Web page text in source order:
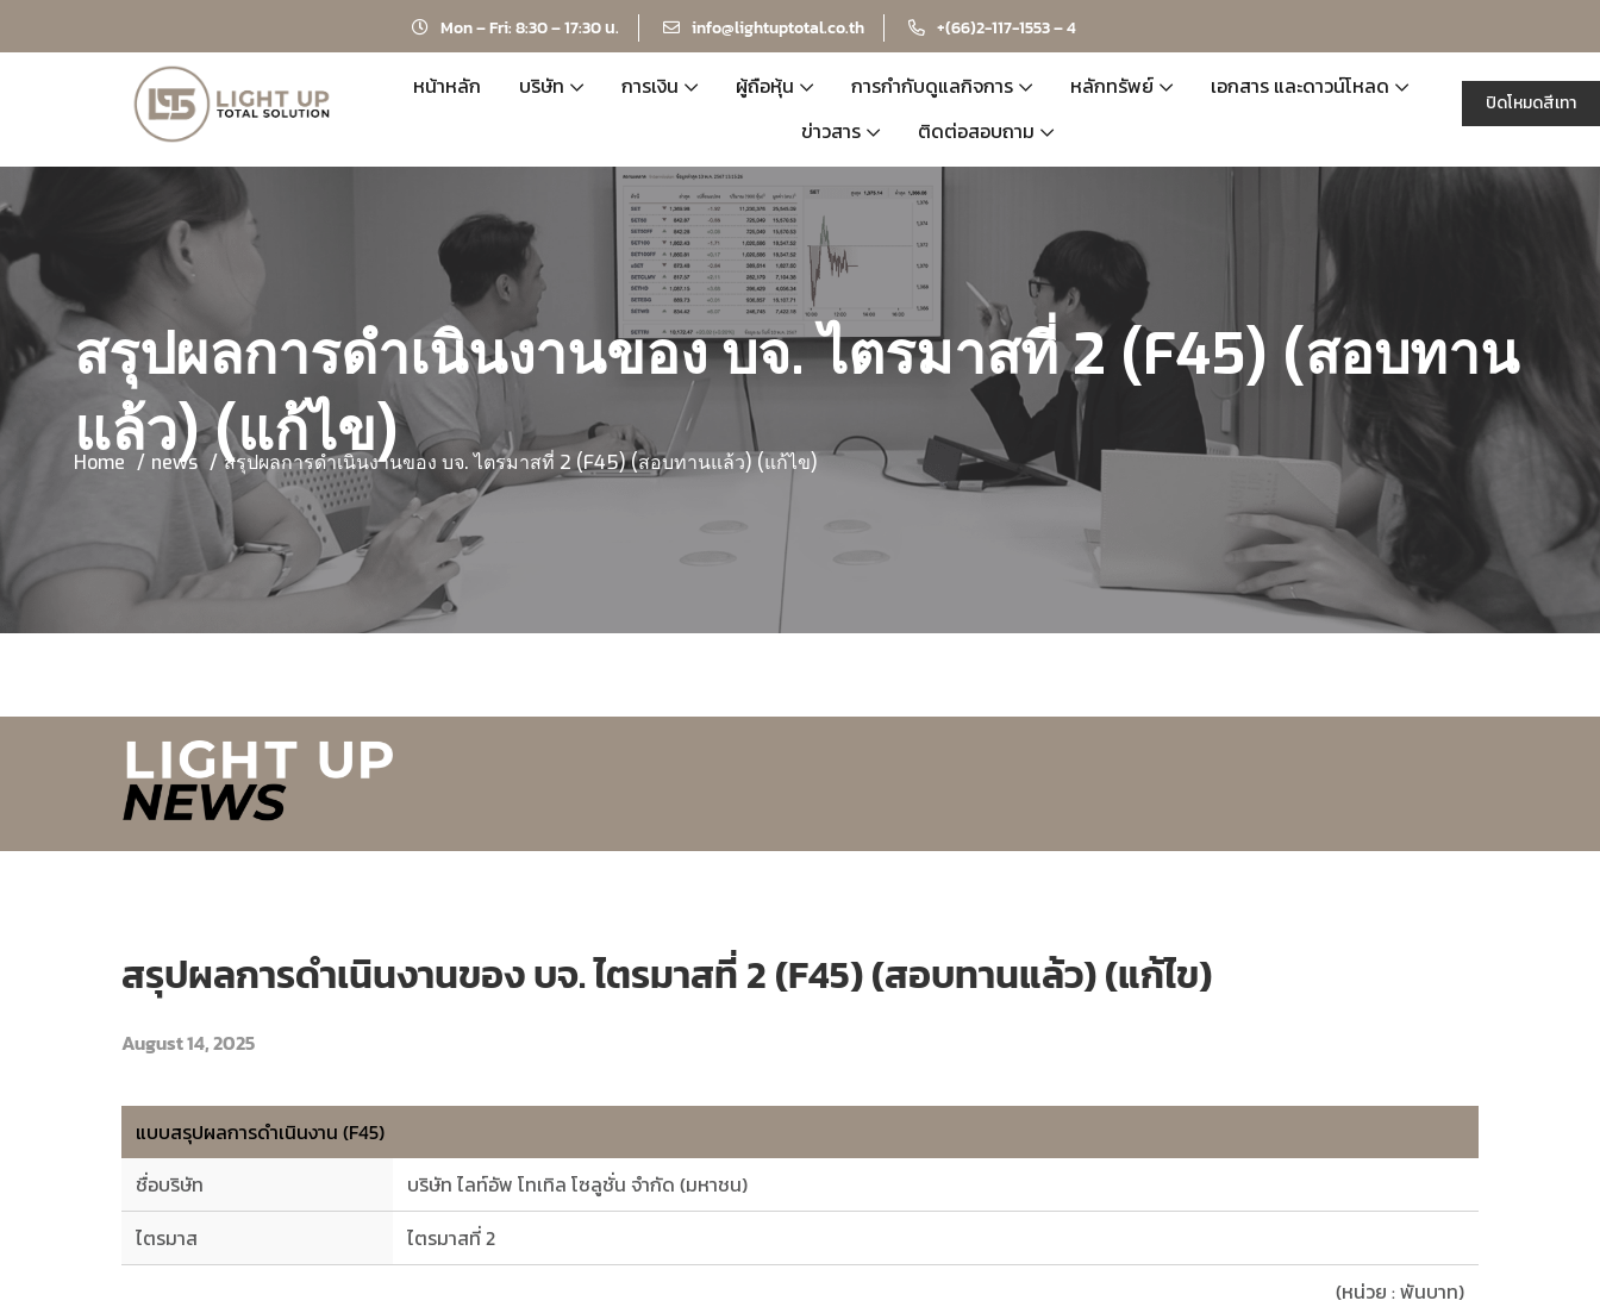
Mon – Fri: 8:30 – 17:30 น. info@lightuptotal.co.th +(66)2-117-1553 – 4
หน้าหลัก บริษัท การเงิน ผู้ถือหุ้น การกำกับดูแลกิจการ หลักทรัพย์
เอกสาร และดาวน์โหลด
ข่าวสาร
ติดต่อสอบถาม
สรุปผลการดำเนินงานของ บจ. ไตรมาสที่ 2 (F45) (สอบทาน
แล้ว) (แก้ไข)
Home news สรุปผลการดำเนินงานของ บจ. ไตรมาสที่ 2 (F45) (สอบทานแล้ว) (แก้ไข)
สรุปผลการดำเนินงานของ บจ. ไตรมาสที่ 2 (F45) (สอบทานแล้ว) (แก้ไข)
August 14, 2025
แบบสรุปผลการดำเนินงาน (F45)
ชื่อบริษัท
บริษัท ไลท์อัพ โทเทิล โซลูชั่น จำกัด (มหาชน)
ไตรมาส
ไตรมาสที่ 2
(หน่วย : พันบาท)
ปิดโหมดสีเทา